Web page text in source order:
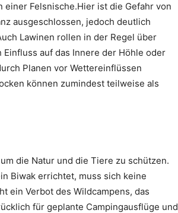
Felsnische.Hier ist die Gefahr von
ausgeschlossen, jedoch deutlich
Lawinen rollen in der Regel über
auf das Innere der Höhle oder
Planen vor Wettereinflüssen
können zumindest teilweise als
die Natur und die Tiere zu schützen.
Biwak errichtet, muss sich keine
ein Verbot des Wildcampens, das
für geplante Campingausflüge und